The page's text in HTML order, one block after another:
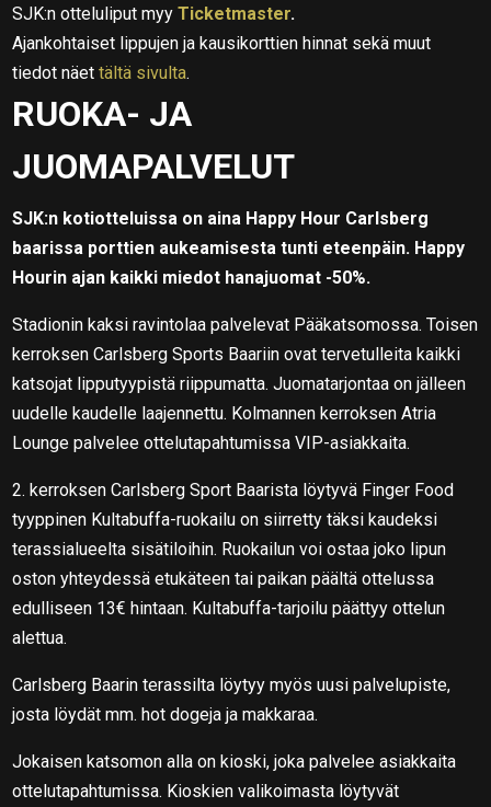
SJK:n otteluliput myyTicketmaster.
Ajankohtaiset lippujen ja kausikorttien hinnat sekä muut
tiedot näettältä sivulta.
RUOKA- JA
JUOMAPALVELUT
SJK:n kotiotteluissa on aina Happy Hour Carlsberg
baarissa porttien aukeamisesta tunti eteenpäin. Happy
Hourin ajan kaikki miedot hanajuomat -50%.
Stadionin kaksi ravintolaa palvelevat Pääkatsomossa. Toisen
kerroksen Carlsberg Sports Baariin ovat tervetulleita kaikki
katsojat lipputyypistä riippumatta. Juomatarjontaa on jälleen
uudelle kaudelle laajennettu. Kolmannen kerroksen Atria
Lounge palvelee ottelutapahtumissa VIP-asiakkaita.
2. kerroksen Carlsberg Sport Baarista löytyvä Finger Food
tyyppinen Kultabuffa-ruokailu on siirretty täksi kaudeksi
terassialueelta sisätiloihin. Ruokailun voi ostaa joko lipun
oston yhteydessä etukäteen tai paikan päältä ottelussa
edulliseen 13€ hintaan. Kultabuffa-tarjoilu päättyy ottelun
alettua.
Carlsberg Baarin terassilta löytyy myös uusi palvelupiste,
josta löydät mm. hot dogeja ja makkaraa.
Jokaisen katsomon alla on kioski, joka palvelee asiakkaita
ottelutapahtumissa. Kioskien valikoimasta löytyvät